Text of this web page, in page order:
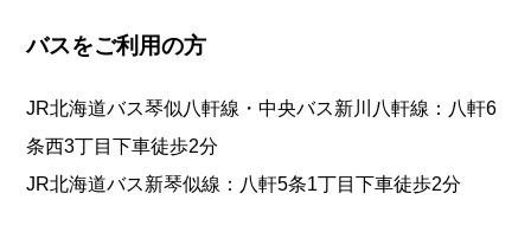
バスをご利用の方
JR北海道バス琴似八軒線・中央バス新川八軒線：八軒6
条西3丁目下車徒歩2分
JR北海道バス新琴似線：八軒5条1丁目下車徒歩2分